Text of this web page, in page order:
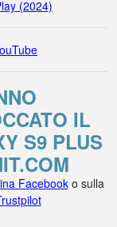
(2024)
IL
S9 PLUS
Facebooko sulla